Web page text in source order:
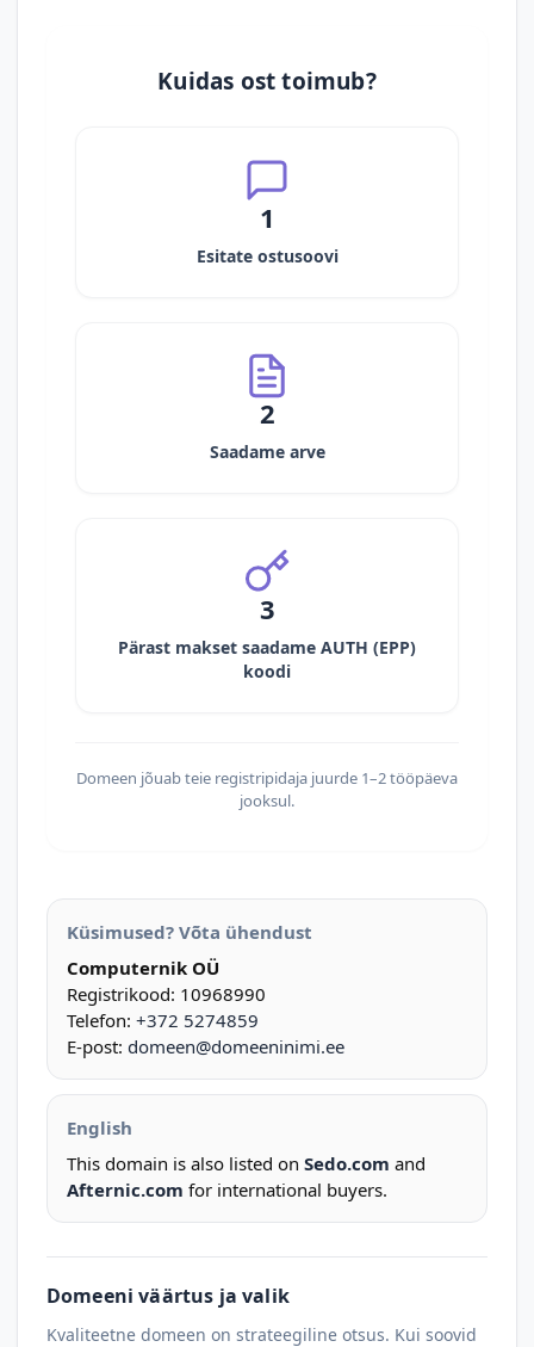
Kuidas ost toimub?
1
Esitate ostusoovi
2
Saadame arve
3
Pärast makset saadame AUTH (EPP)
koodi
Domeen jõuab teie registripidaja juurde 1–2 tööpäeva
jooksul.
Küsimused? Võta ühendust
Computernik OÜ
Registrikood: 10968990
Telefon: +372 5274859
E-post: domeen@domeeninimi.ee
English
This domain is also listed on Sedo.com and
Afternic.com for international buyers.
Domeeni väärtus ja valik
Kvaliteetne domeen on strateegiline otsus. Kui soovid